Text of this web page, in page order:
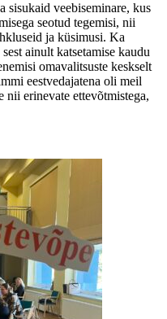
sisukaid veebiseminare, kus
seotud tegemisi, nii
ja küsimusi. Ka
ainult katsetamise kaudu
omavalitsuste keskselt
eestvedajatena oli meil
nii erinevate ettevõtmistega,